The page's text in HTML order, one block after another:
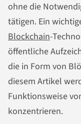
ohne die
tätigen. Ein
Blockchain-
öffentliche
die in Form von
diesem Artikel
Funktionsweise
konzentrieren.